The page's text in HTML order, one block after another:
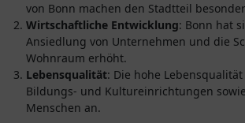
von Bonn machen den Stadtteil
Wirtschaftliche Entwicklung: Bonn hat
Ansiedlung von Unternehmen und die
Wohnraum erhöht.
Lebensqualität: Die hohe
Bildungs- und Kultureinrichtungen
Menschen an.